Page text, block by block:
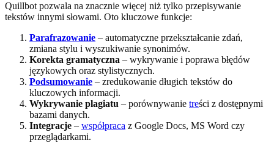
Quillbot pozwala na znacznie więcej niż tylko przepisywanie
tekstów innymi słowami. Oto kluczowe funkcje:
Parafrazowanie – automatyczne przekształcanie zdań,
zmiana stylu i wyszukiwanie synonimów.
Korekta gramatyczna – wykrywanie i poprawa błędów
językowych oraz stylistycznych.
Podsumowanie – zredukowanie długich tekstów do
kluczowych informacji.
Wykrywanie plagiatu – porównywanie treści z dostępnymi
bazami danych.
Integracje – współpraca z Google Docs, MS Word czy
przeglądarkami.